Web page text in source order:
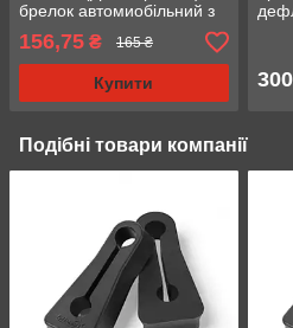
брелок автомиобільний з
логотипом
156,75 ₴ 165 ₴
Купити 300
Подібні товари компанії